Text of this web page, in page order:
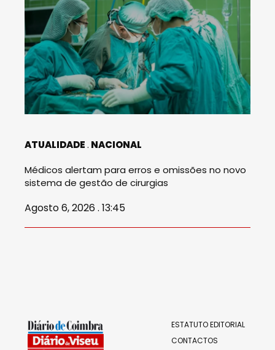
ATUALIDADE NACIONAL
Médicos alertam para erros e omissões no novo
sistema de gestão de cirurgias
Agosto 6, 2026 . 13:45
ESTATUTO EDITORIAL
CONTACTOS